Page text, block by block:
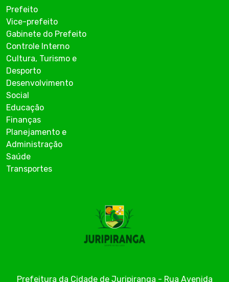
Prefeito
Vice-prefeito
Gabinete do Prefeito
Controle Interno
Cultura, Turismo e
Desporto
Desenvolvimento
Social
Educação
Finanças
Planejamento e
Administração
Saúde
Transportes
Prefeitura da Cidade de Juripiranga - Rua Avenida